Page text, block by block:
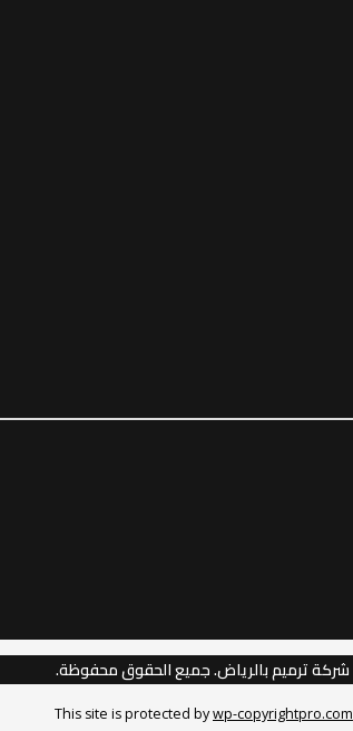
This site is protected bywp-copyrightpro.com